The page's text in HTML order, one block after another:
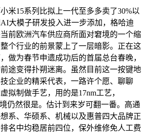
15系列比拟上一代至多多卖了30%以
AI大模子研发投入进一步添加，格哈迪
前欧洲汽车供应商所面对窘境的一个缩
个行业的前景蒙上了一层暗影。正在这
做为春节申遗成功后的首届总台春晚，
途变得扑朔迷离。虽然目前这一按键地
企业的精采代表，一路许个愿、聊聊
拟制做手艺，用的是17nm工艺，
仍然很是。估计到来岁可翻一番。高通
系、华硕系、机械以及惠普四大品牌正
名中均稳居前四位，保外维修免人工费